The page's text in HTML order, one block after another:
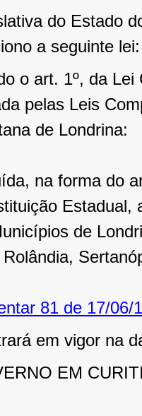
do Estado
a seguinte lei:
o art. 1º, da
pelas Leis
de Londrina:
na forma do
Estadual,
de
81 de 17/06/
em vigor na
EM